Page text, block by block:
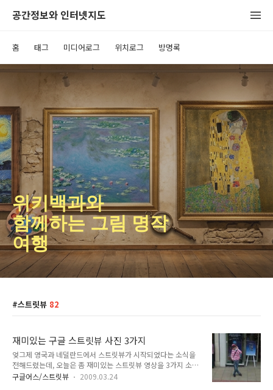
공간정보와 인터넷지도
홈 태그 미디어로그 위치로그 방명록
위키백과와
함께하는 그림 명작
여행
스트릿뷰 82
재미있는 구글 스트릿뷰 사진 3가지
엊그제 영국과 네덜란드에서 스트릿뷰가 시작되었다는 소식을
전해드렸는데, 오늘은 좀 재미있는 스트릿뷰 영상을 3가지 소개
해 드리겠습니다. 먼저 "월리를 찾아라(Where's the Wally)"의
구글어스/스트릿뷰 2009.03.24